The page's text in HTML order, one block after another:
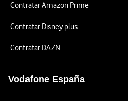
Contratar Amazon Prime
Contratar Disney plus
Contratar DAZN
Vodafone España